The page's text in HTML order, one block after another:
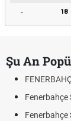
-
18
Şu An
Fenerbahçe
Fenerbahçe